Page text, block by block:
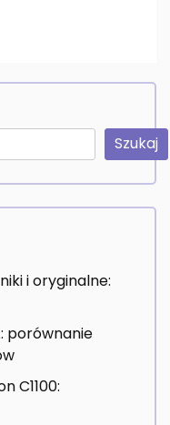
Szukaj
i oryginalne:
porównanie
C1100: